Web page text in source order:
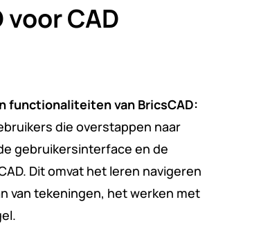
CAD
functionaliteiten van BricsCAD:
die overstappen naar
gebruikersinterface en de
Dit omvat het leren navigeren
van tekeningen, het werken met